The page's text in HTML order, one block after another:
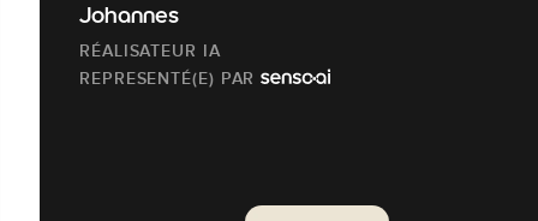
Johannes
RÉALISATEUR IA
REPRESENTÉ(E) PAR